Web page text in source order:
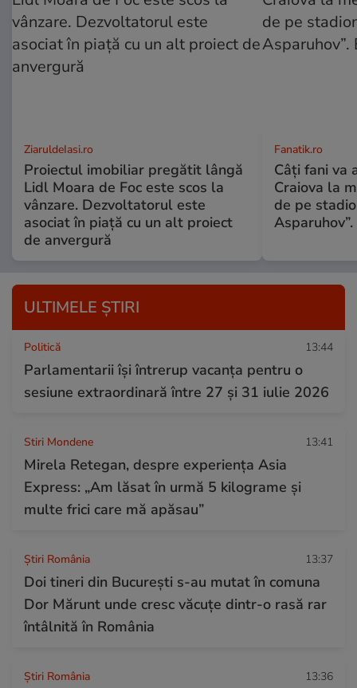
ZiaruldeIasi.ro
Proiectul imobiliar pregătit lângă
Lidl Moara de Foc este scos la
vânzare. Dezvoltatorul este
asociat în piață cu un alt proiect
de anvergură
Fanatik.ro
Câți fani va
Craiova la
de pe
ULTIMELE ȘTIRI
Politică 13:44
Parlamentarii își întrerup vacanța pentru o
sesiune extraordinară între 27 și 31 iulie 2026
Stiri Mondene 13:41
Mirela Retegan, despre experiența Asia
Express: „Am lăsat în urmă 5 kilograme și
multe frici care mă apăsau”
Știri România 13:37
Doi tineri din București s-au mutat în comuna
Dor Mărunt unde cresc văcuțe dintr-o rasă rar
întâlnită în România
Știri România 13:36